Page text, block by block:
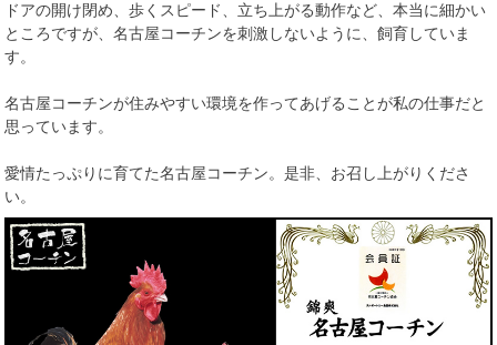
ドアの開け閉め、歩くスピード、立ち上がる動作など、本当に細かい
ところですが、名古屋コーチンを刺激しないように、飼育していま
す。
名古屋コーチンが住みやすい環境を作ってあげることが私の仕事だと
思っています。
愛情たっぷりに育てた名古屋コーチン。是非、お召し上がりくださ
い。